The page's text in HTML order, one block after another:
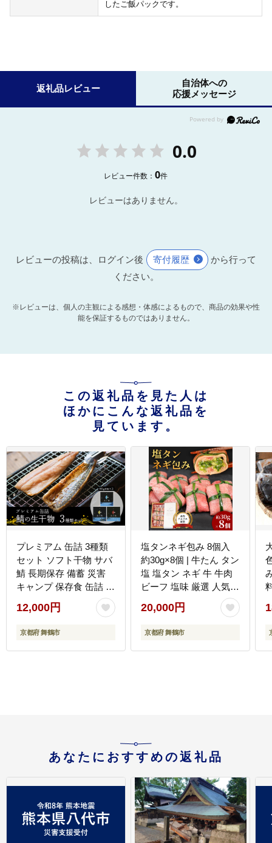
したご飯パックです。
返礼品レビュー
自治体への
応援メッセージ
0.0
レビュー件数：0件
レビューはありません。
レビューの投稿は、ログイン後 寄付履歴
から行って
ください。
※レビューは、個人の主観による感想・体感によるもので、商品の効果や性
能を保証するものではありません。
この返礼品を見た人は
ほかにこんな返礼品を
見ています。
プレミアム 缶詰 3種類
セット ソフト干物 サバ
鯖 長期保存 備蓄 災害
キャンプ 保存食 缶詰 魚
海鮮 シーフード 鯖缶 高
級缶
12,000円
京都府 舞鶴市
塩タンネギ包み 8個入
約30g×8個 | 牛たん タン
塩 塩タン ネギ 牛 牛肉
ビーフ 塩味 厳選 人気
焼肉 冷凍 小分け ギフト
贈答用 美味しい お勧め
おすすめ 熨斗 舞鶴市 京
20,000円
京都府 舞鶴市
あなたにおすすめの返礼品